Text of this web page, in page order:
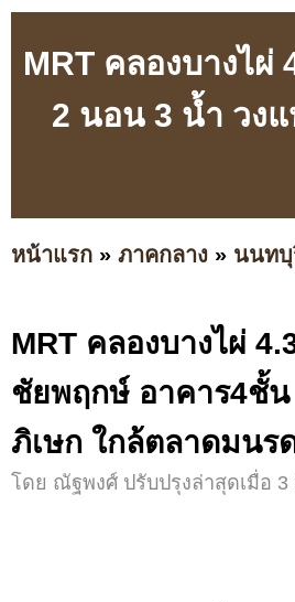
MRT คลองบางไ
2 นอน 3 น้ำ วง
หน้าแรก » ภาคกลาง » นนทบุ
MRT คลองบางไผ่
ชัยพฤกษ์ อาคาร4ชั้
ภิเษก ใกล้ตลาดมนร
โดย ณัฐพงศ์ ปรับปรุงล่าสุดเมื่อ 3